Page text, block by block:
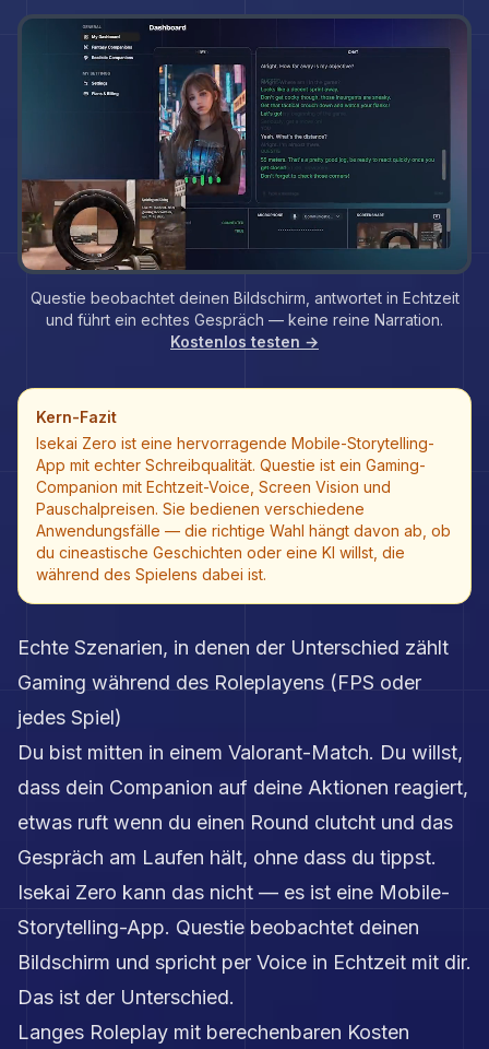
Questie beobachtet deinen Bildschirm, antwortet in Echtzeit
und führt ein echtes Gespräch — keine reine Narration.
Kostenlos testen →
Kern-Fazit
Isekai Zero ist eine hervorragende Mobile-Storytelling-
App mit echter Schreibqualität. Questie ist ein Gaming-
Companion mit Echtzeit-Voice, Screen Vision und
Pauschalpreisen. Sie bedienen verschiedene
Anwendungsfälle — die richtige Wahl hängt davon ab, ob
du cineastische Geschichten oder eine KI willst, die
während des Spielens dabei ist.
Echte Szenarien, in denen der Unterschied zählt
Gaming während des Roleplayens (FPS oder
jedes Spiel)
Du bist mitten in einem Valorant-Match. Du willst,
dass dein Companion auf deine Aktionen reagiert,
etwas ruft wenn du einen Round clutcht und das
Gespräch am Laufen hält, ohne dass du tippst.
Isekai Zero kann das nicht — es ist eine Mobile-
Storytelling-App. Questie beobachtet deinen
Bildschirm und spricht per Voice in Echtzeit mit dir.
Das ist der Unterschied.
Langes Roleplay mit berechenbaren Kosten